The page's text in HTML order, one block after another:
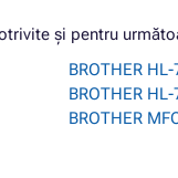
și pentru
BROTHER HL-
BROTHER HL-
BROTHER